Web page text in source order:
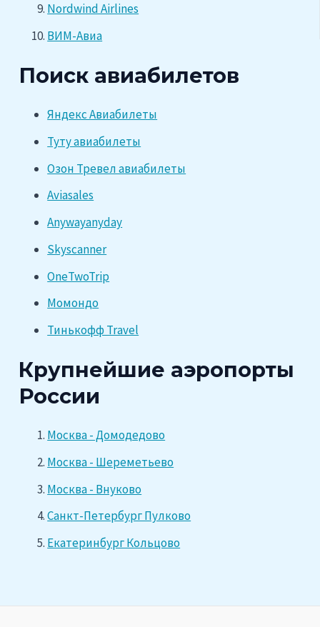
Nordwind Airlines
ВИМ-Авиа
Поиск авиабилетов
Яндекс Авиабилеты
Туту авиабилеты
Озон Тревел авиабилеты
Aviasales
Anywayanyday
Skyscanner
OneTwoTrip
Момондо
Тинькофф Travel
Крупнейшие аэропорты
России
Москва - Домодедово
Москва - Шереметьево
Москва - Внуково
Санкт-Петербург Пулково
Екатеринбург Кольцово